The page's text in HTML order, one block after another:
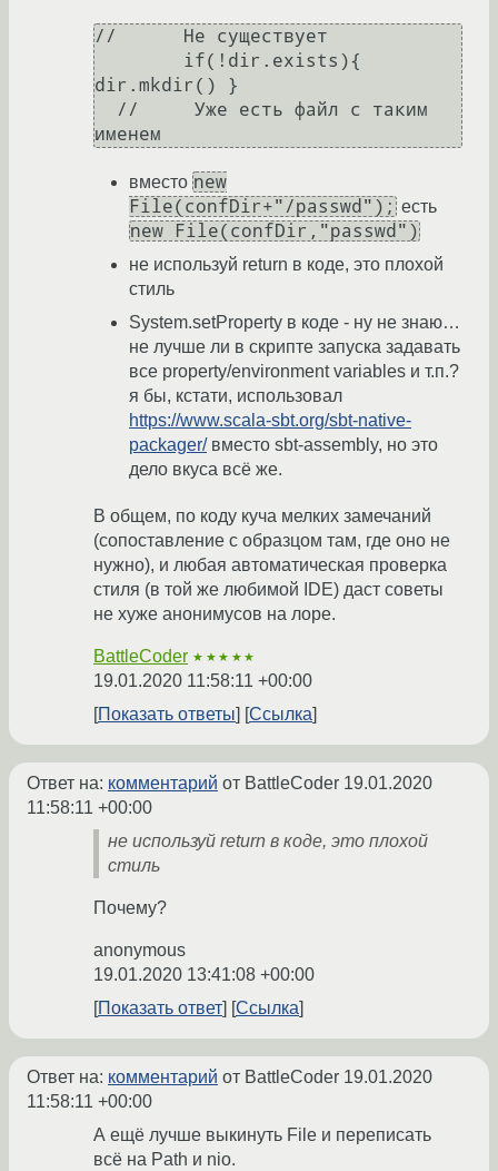
//      Не существует
dir.mkdir() }
вместо new
File(confDir+"/passwd"); есть
new File(confDir,"passwd")
не используй return в коде, это плохой
стиль
System.setProperty в коде - ну не знаю…
не лучше ли в скрипте запуска задавать
все property/environment variables и т.п.?
я бы, кстати, использовал
https://www.scala-sbt.org/sbt-native-
packager/вместо sbt-assembly, но это
дело вкуса всё же.
В общем, по коду куча мелких замечаний
(сопоставление с образцом там, где оно не
нужно), и любая автоматическая проверка
стиля (в той же любимой IDE) даст советы
не хуже анонимусов на лоре.
BattleCoder ★★★★★
19.01.2020 11:58:11 +00:00
Показать ответы
Ссылка
Ответ на: комментарий от BattleCoder 19.01.2020
11:58:11 +00:00
не используй return в коде, это плохой
стиль
Почему?
anonymous
19.01.2020 13:41:08 +00:00
Показать ответ
Ссылка
Ответ на: комментарий от BattleCoder 19.01.2020
11:58:11 +00:00
А ещё лучше выкинуть File и переписать
всё на Path и nio.